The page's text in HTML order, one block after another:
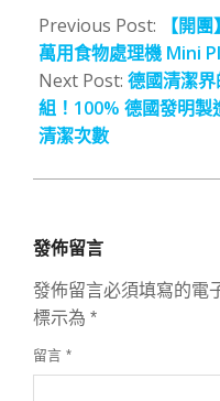
11-
16
Previous Post:
【開
萬用食物處理機 Mini
Next Post: 德國清潔
組！100% 德國發明製
清潔次數
發佈留言
發佈留言必須填寫的電
標示為 *
留言 *